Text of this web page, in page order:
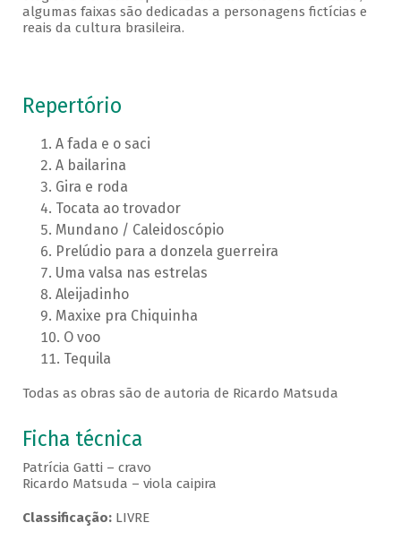
algumas faixas são dedicadas a personagens fictícias e
reais da cultura brasileira.
Repertório
A fada e o saci
A bailarina
Gira e roda
Tocata ao trovador
Mundano / Caleidoscópio
Prelúdio para a donzela guerreira
Uma valsa nas estrelas
Aleijadinho
Maxixe pra Chiquinha
O voo
Tequila
Todas as obras são de autoria de Ricardo Matsuda
Ficha técnica
Patrícia Gatti – cravo
Ricardo Matsuda – viola caipira
Classificação:LIVRE